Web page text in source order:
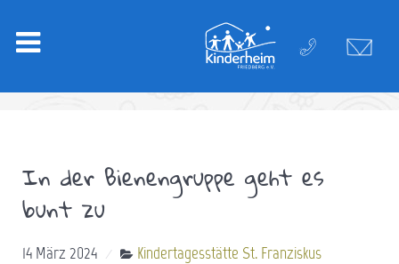
In der Bienengruppe geht es
bunt zu
14 März 2024 Kindertagesstätte St. Franziskus